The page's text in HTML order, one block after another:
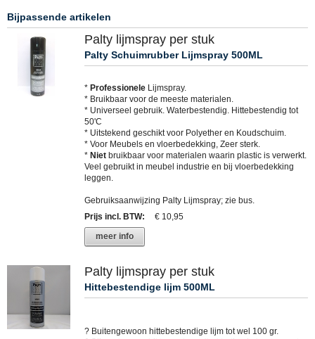
Bijpassende artikelen
Palty lijmspray per stuk
Palty Schuimrubber Lijmspray 500ML
* Professionele Lijmspray.
* Bruikbaar voor de meeste materialen.
* Universeel gebruik. Waterbestendig. Hittebestendig tot
50'C
* Uitstekend geschikt voor Polyether en Koudschuim.
* Voor Meubels en vloerbedekking, Zeer sterk.
* Niet bruikbaar voor materialen waarin plastic is verwerkt.
Veel gebruikt in meubel industrie en bij vloerbedekking
leggen.
Gebruiksaanwijzing Palty Lijmspray; zie bus.
Prijs incl. BTW:
€ 10,95
meer info
Palty lijmspray per stuk
Hittebestendige lijm 500ML
? Buitengewoon hittebestendige lijm tot wel 100 gr.